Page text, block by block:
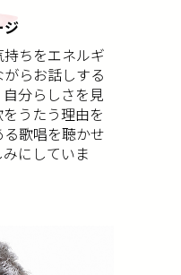
ジ
持ちをエネルギ
らお話しする
分らしさを見
うたう理由を
歌唱を聴かせ
にしていま